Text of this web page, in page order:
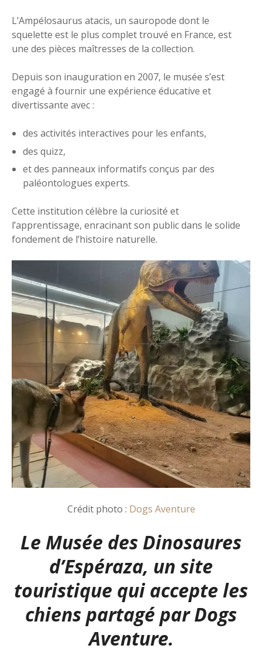
L’Ampélosaurus atacis, un sauropode dont le
squelette est le plus complet trouvé en France, est
une des pièces maîtresses de la collection.
Depuis son inauguration en 2007, le musée s’est
engagé à fournir une expérience éducative et
divertissante avec :
des activités interactives pour les enfants,
des quizz,
et des panneaux informatifs conçus par des
paléontologues experts.
Cette institution célèbre la curiosité et
l’apprentissage, enracinant son public dans le solide
fondement de l’histoire naturelle.
Crédit photo : Dogs Aventure
Le Musée des Dinosaures
d’Espéraza, un site
touristique qui accepte les
chiens partagé parDogs
Aventure.